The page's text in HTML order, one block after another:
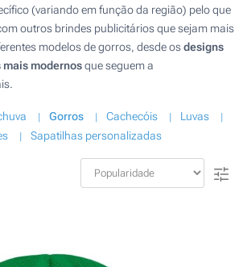
(variando em função da região) pelo que
outros brindes publicitários que sejam mais
modelos de gorros, desde osdesigns
modernosque seguem a
Gorros Cachecóis
Luvas
Sapatilhas personalizadas